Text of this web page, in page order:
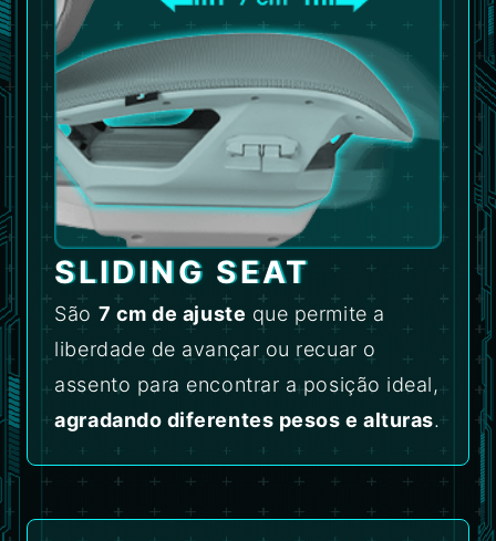
SLIDING SEAT
São 7 cm de ajuste que permite a
liberdade de avançar ou recuar o
assento para encontrar a posição ideal,
agradando diferentes pesos e alturas.